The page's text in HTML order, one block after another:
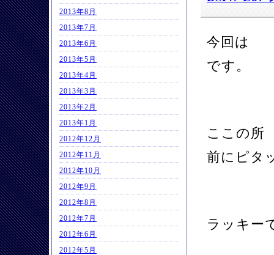
2013年8月
2013年7月
2013年6月
2013年5月
2013年4月
2013年3月
2013年2月
2013年1月
2012年12月
2012年11月
2012年10月
2012年9月
2012年8月
2012年7月
2012年6月
2012年5月
今回は
です。
ここの所
前にピタ
ラッキー